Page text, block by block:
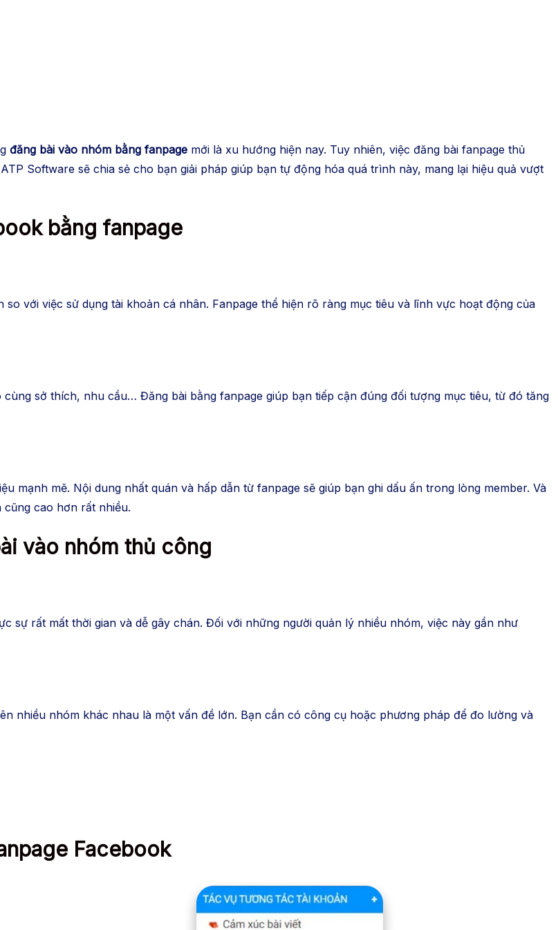
đăng bài vào nhóm bằng fanpage mới là xu hướng hiện nay. Tuy nhiên, việc đăng bài fanpage thủ
Software sẽ chia sẻ cho bạn giải pháp giúp bạn tự động hóa quá trình này, mang lại hiệu quả vượt
bằng fanpage
với việc sử dụng tài khoản cá nhân. Fanpage thể hiện rõ ràng mục tiêu và lĩnh vực hoạt động của
sở thích, nhu cầu… Đăng bài bằng fanpage giúp bạn tiếp cận đúng đối tượng mục tiêu, từ đó tăng
mạnh mẽ. Nội dung nhất quán và hấp dẫn từ fanpage sẽ giúp bạn ghi dấu ấn trong lòng member. Và
cao hơn rất nhiều.
vào nhóm thủ công
sự rất mất thời gian và dễ gây chán. Đối với những người quản lý nhiều nhóm, việc này gần như
nhiều nhóm khác nhau là một vấn đề lớn. Bạn cần có công cụ hoặc phương pháp để đo lường và
Facebook